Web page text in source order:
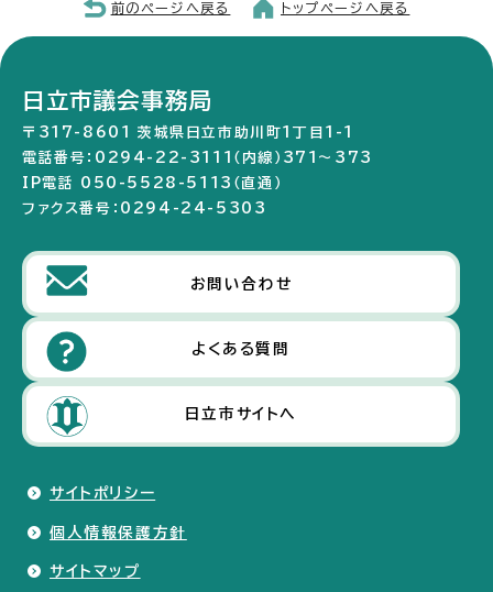
前のページへ戻る トップページへ戻る
日立市議会事務局
〒317-8601 茨城県日立市助川町1丁目1-1
電話番号：0294-22-3111（内線）371～373
IP電話 050-5528-5113（直通）
ファクス番号：0294-24-5303
お問い合わせ
よくある質問
日立市サイトへ
サイトポリシー
個人情報保護方針
サイトマップ